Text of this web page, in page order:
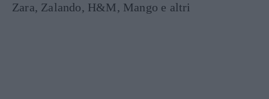
Zara, Zalando, H&M, Mango e altri